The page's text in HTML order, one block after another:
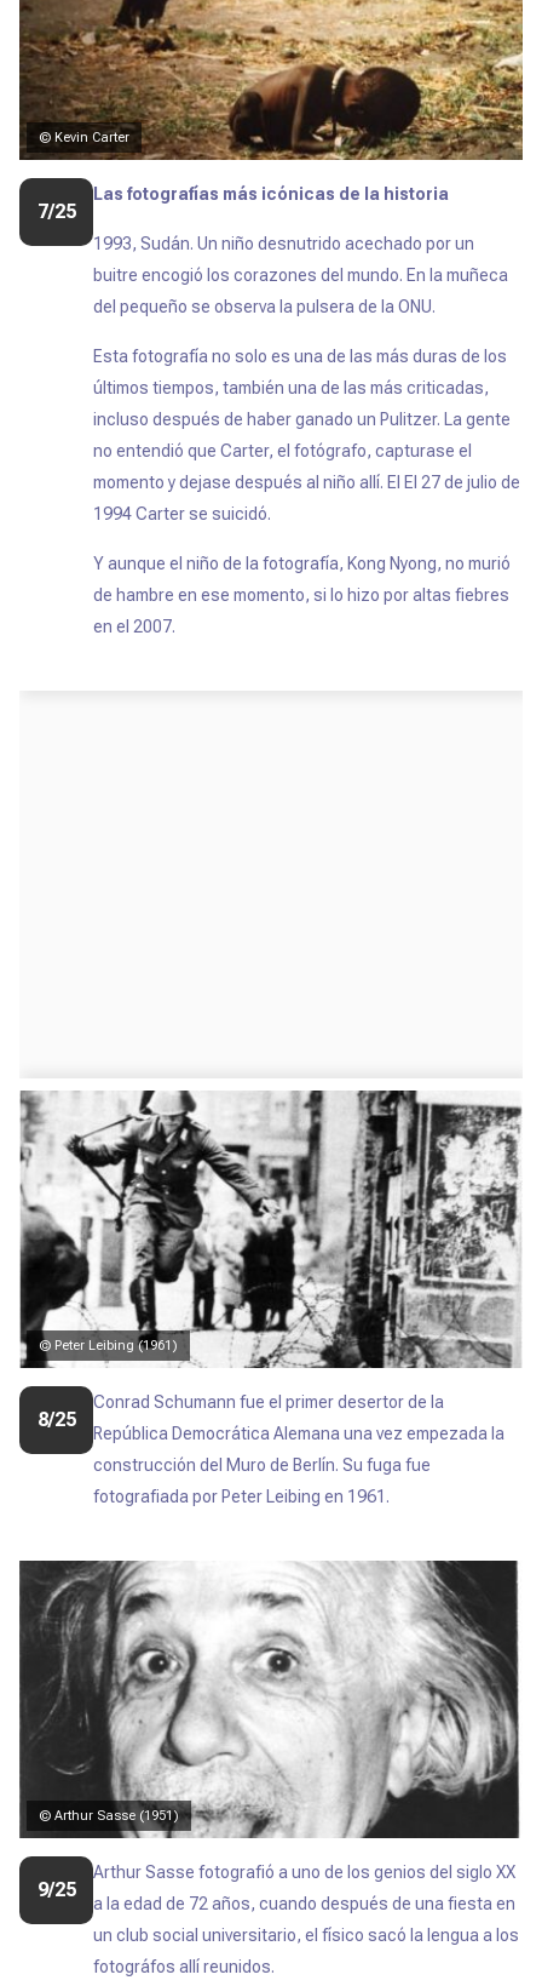
© Kevin Carter
7/25
Las fotografías más icónicas de la historia
1993, Sudán. Un niño desnutrido acechado por un
buitre encogió los corazones del mundo. En la muñeca
del pequeño se observa la pulsera de la ONU.
Esta fotografía no solo es una de las más duras de los
últimos tiempos, también una de las más criticadas,
incluso después de haber ganado un Pulitzer. La gente
no entendió que Carter, el fotógrafo, capturase el
momento y dejase después al niño allí. El El 27 de julio de
1994 Carter se suicidó.
Y aunque el niño de la fotografía, Kong Nyong, no murió
de hambre en ese momento, si lo hizo por altas fiebres
en el 2007.
© Peter Leibing (1961)
8/25
Conrad Schumannfue el primer desertor de la
República Democrática Alemana una vez empezada la
construcción del Muro de Berlín. Su fuga fue
fotografiada por Peter Leibing en 1961.
© Arthur Sasse (1951)
9/25
Arthur Sasse fotografió a uno de los genios del siglo XX
a la edad de 72 años, cuando después de una fiesta en
un club social universitario, el físico sacó la lengua a los
fotográfos allí reunidos.